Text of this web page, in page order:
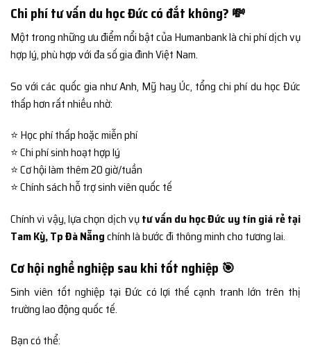
Chi phí tư vấn du học Đức có đắt không? 💸
Một trong những ưu điểm nổi bật của Humanbank là chi phí dịch vụ
hợp lý, phù hợp với đa số gia đình Việt Nam.
So với các quốc gia như Anh, Mỹ hay Úc, tổng chi phí du học Đức
thấp hơn rất nhiều nhờ:
⭐ Học phí thấp hoặc miễn phí
⭐ Chi phí sinh hoạt hợp lý
⭐ Cơ hội làm thêm 20 giờ/tuần
⭐ Chính sách hỗ trợ sinh viên quốc tế
Chính vì vậy, lựa chọn dịch vụtư vấn du học Đức uy tín giá rẻ tại
Tam Kỳ, Tp Đà Nẵngchính là bước đi thông minh cho tương lai.
Cơ hội nghề nghiệp sau khi tốt nghiệp 🎯
Sinh viên tốt nghiệp tại Đức có lợi thế cạnh tranh lớn trên thị
trường lao động quốc tế.
Bạn có thể: